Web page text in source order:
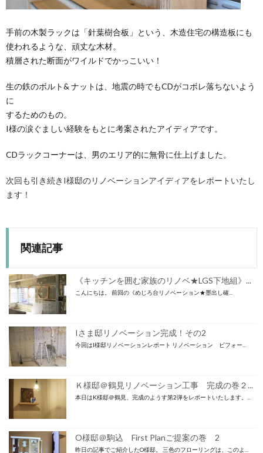
手前の木製ラックは「針葉樹合板」という、木造住宅の構造板にも
使われるような、頑丈な木材。
積層された断面がワイルドでかっこいい！
生の鉄のボルト& ナットは、地震の時でもCDがコボレ落ちないよう
に
するためのもの。
I様の涙ぐましい経験をもとに考案されたアイディアです。
CDラックコーナーは、男のエリア的に無骨に仕上げました。
次回も引き続きI様邸のリノベーションアイディアをレポートいたし
ます！
関連記事
《キッチンを囲む家族のリノベ★LGS下地組》...
こんにちは。 前回の《めじろ台リノベーション★墨出し確...
Iさま邸リノベーション完成！その2
今回はI様邸リノベーションレポート リノベーション ビフォー...
Ｋ様邸＠鶴見リノベーション工事 完成の巻２...
本日はK様邸＠鶴見、完成のようす第2弾をレポートいたします。...
O様邸＠駒込 First Planご提案の巻 2
昨日の記事でご紹介したO様邸。 三色のフローリングは、このよ...